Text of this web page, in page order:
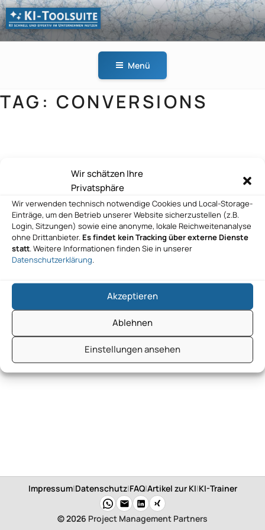
Wir schätzen Ihre
Privatsphäre
Wir verwenden technisch notwendige Cookies und Local-Storage-
Einträge, um den Betrieb unserer Website sicherzustellen (z.B.
Login, Sitzungen) sowie eine anonyme, lokale Reichweitenanalyse
ohne Drittanbieter. Es findet kein Tracking über externe Dienste
statt. Weitere Informationen finden Sie in unserer
Datenschutzerklärung.
Akzeptieren
Ablehnen
Einstellungen ansehen
Zum
Inhalt
springen
KI-
Menü
TAG: CONVERSIONS
Impressum|Datenschutz|FAQ|Artikel zur KI|KI-Trainer
© 2026 Project Management Partners